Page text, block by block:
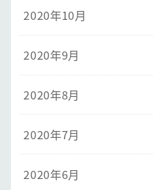
2020年10月
2020年9月
2020年8月
2020年7月
2020年6月